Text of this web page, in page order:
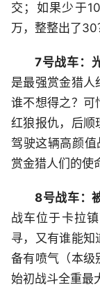
交；如果少于
万，整整出了30
7号战车：
是最强赏金猎人
谁不想得之？可
红狼报仇，后顺
驾驶这辆高颜
赏金猎人们的使
8号战车：
战车位于卡拉
寻，又有谁能
备有喷气（本级
始初战斗全重最